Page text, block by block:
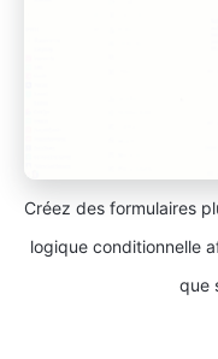
Créez des formulaires
logique conditionnelle
que